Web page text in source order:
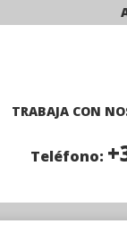
TRABAJA CON
Teléfono: